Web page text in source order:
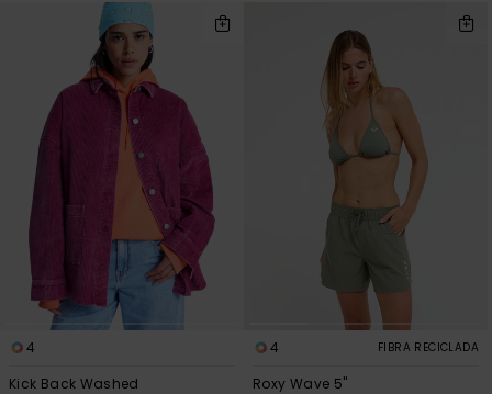
4
Kick Back Washed
4 FIBRA RECICLADA
Roxy Wave 5"